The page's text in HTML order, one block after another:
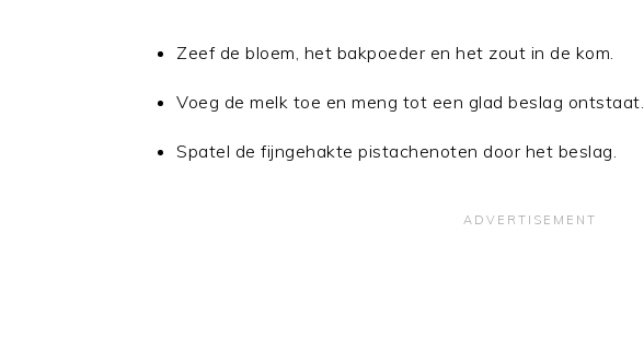
Zeef de bloem, het bakpoeder en het zout in de kom.
Voeg de melk toe en meng tot een glad beslag ontstaat.
Spatel de fijngehakte pistachenoten door het beslag.